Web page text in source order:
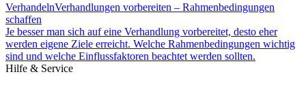
VerhandelnVerhandlungen vorbereiten – Rahmenbedingungen
schaffen
Je besser man sich auf eine Verhandlung vorbereitet, desto eher
werden eigene Ziele erreicht. Welche Rahmenbedingungen wichtig
sind und welche Einflussfaktoren beachtet werden sollten.
Hilfe & Service